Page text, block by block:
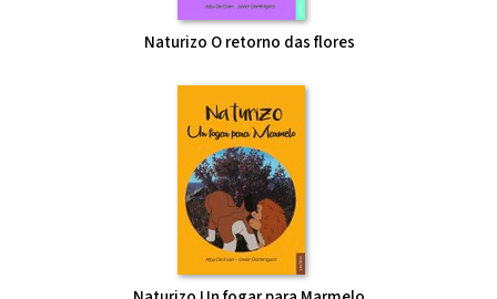
Naturizo O retorno das flores